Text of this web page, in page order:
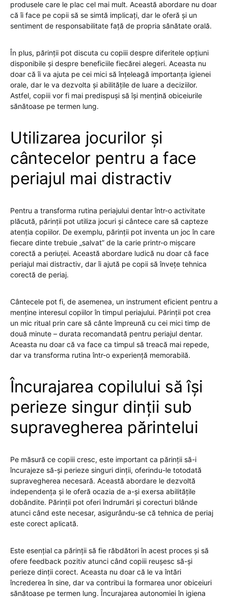
produsele care le plac cel mai mult. Această abordare nu doar
că îi face pe copii să se simtă implicați, dar le oferă și un
sentiment de responsabilitate față de propria sănătate orală.
În plus, părinții pot discuta cu copiii despre diferitele opțiuni
disponibile și despre beneficiile fiecărei alegeri. Aceasta nu
doar că îi va ajuta pe cei mici să înțeleagă importanța igienei
orale, dar le va dezvolta și abilitățile de luare a deciziilor.
Astfel, copiii vor fi mai predispuși să își mențină obiceiurile
sănătoase pe termen lung.
Utilizarea jocurilor și
cântecelor pentru a face
periajul mai distractiv
Pentru a transforma rutina periajului dentar într-o activitate
plăcută, părinții pot utiliza jocuri și cântece care să capteze
atenția copiilor. De exemplu, părinții pot inventa un joc în care
fiecare dinte trebuie „salvat” de la carie printr-o mișcare
corectă a periuței. Această abordare ludică nu doar că face
periajul mai distractiv, dar îi ajută pe copii să învețe tehnica
corectă de periaj.
Cântecele pot fi, de asemenea, un instrument eficient pentru a
menține interesul copiilor în timpul periajului. Părinții pot crea
un mic ritual prin care să cânte împreună cu cei mici timp de
două minute – durata recomandată pentru periajul dentar.
Aceasta nu doar că va face ca timpul să treacă mai repede,
dar va transforma rutina într-o experiență memorabilă.
Încurajarea copilului să își
perieze singur dinții sub
supravegherea părintelui
Pe măsură ce copiii cresc, este important ca părinții să-i
încurajeze să-și perieze singuri dinții, oferindu-le totodată
supravegherea necesară. Această abordare le dezvoltă
independența și le oferă ocazia de a-și exersa abilitățile
dobândite. Părinții pot oferi îndrumări și corecturi blânde
atunci când este necesar, asigurându-se că tehnica de periaj
este corect aplicată.
Este esențial ca părinții să fie răbdători în acest proces și să
ofere feedback pozitiv atunci când copiii reușesc să-și
perieze dinții corect. Aceasta nu doar că le va întări
încrederea în sine, dar va contribui la formarea unor obiceiuri
sănătoase pe termen lung. Încurajarea autonomiei în igiena